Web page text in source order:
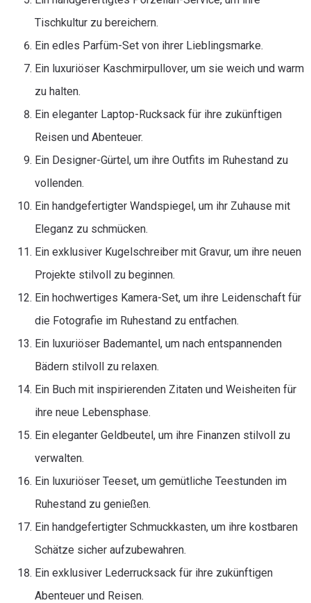
Tischkultur zu bereichern.
Ein edles Parfüm-Set von ihrer Lieblingsmarke.
Ein luxuriöser Kaschmirpullover, um sie weich und warm
zu halten.
Ein eleganter Laptop-Rucksack für ihre zukünftigen
Reisen und Abenteuer.
Ein Designer-Gürtel, um ihre Outfits im Ruhestand zu
vollenden.
Ein handgefertigter Wandspiegel, um ihr Zuhause mit
Eleganz zu schmücken.
Ein exklusiver Kugelschreiber mit Gravur, um ihre neuen
Projekte stilvoll zu beginnen.
Ein hochwertiges Kamera-Set, um ihre Leidenschaft für
die Fotografie im Ruhestand zu entfachen.
Ein luxuriöser Bademantel, um nach entspannenden
Bädern stilvoll zu relaxen.
Ein Buch mit inspirierenden Zitaten und Weisheiten für
ihre neue Lebensphase.
Ein eleganter Geldbeutel, um ihre Finanzen stilvoll zu
verwalten.
Ein luxuriöser Teeset, um gemütliche Teestunden im
Ruhestand zu genießen.
Ein handgefertigter Schmuckkasten, um ihre kostbaren
Schätze sicher aufzubewahren.
Ein exklusiver Lederrucksack für ihre zukünftigen
Abenteuer und Reisen.